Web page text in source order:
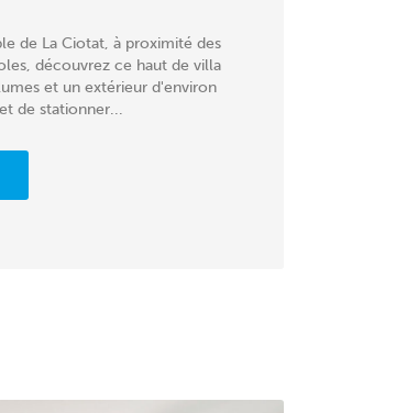
de La Ciotat, à proximité des
découvrez ce haut de villa
et un extérieur d'environ
de stationner...